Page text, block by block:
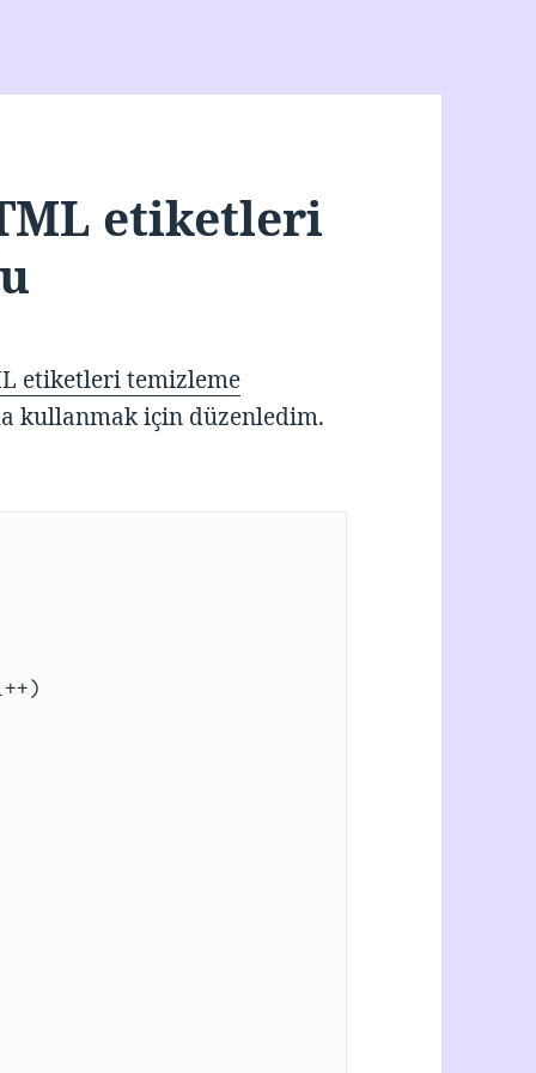
etiketleri
etiketleri temizleme
kullanmak için düzenledim.